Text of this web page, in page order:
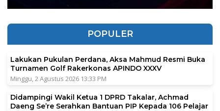
POPULER
Lakukan Pukulan Perdana, Aksa Mahmud Resmi Buka
Turnamen Golf Rakerkonas APINDO XXXV
Minggu, 2 Agustus 2026 13:33 PM
Didampingi Wakil Ketua 1 DPRD Takalar, Achmad
Daeng Se’re Serahkan Bantuan PIP Kepada 106 Pelajar